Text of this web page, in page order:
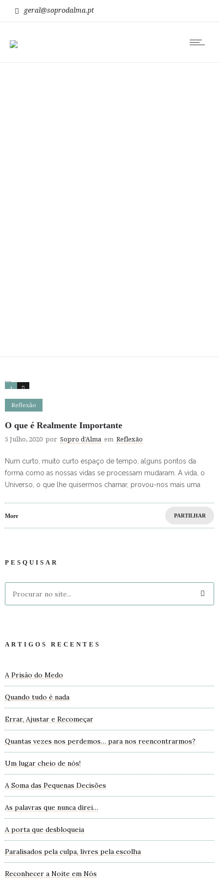
geral@soprodalma.pt
1 7
Reflexão
O que é Realmente Importante
5 Julho, 2020 por Sopro d'Alma em Reflexão
Num curto, muito curto espaço de tempo, alguns pontos da
forma como as nossas vidas se processam mudaram. A vida, o
Universo, o que lhe quisermos chamar, provou-nos mais uma
More PARTILHAR
PESQUISAR
ARTIGOS RECENTES
A Prisão do Medo
Quando tudo é nada
Errar, Ajustar e Recomeçar
Quantas vezes nos perdemos… para nos reencontrarmos?
Um lugar cheio de nós!
A Soma das Pequenas Decisões
As palavras que nunca direi…
A porta que desbloqueia
Paralisados pela culpa, livres pela escolha
Reconhecer a Noite em Nós